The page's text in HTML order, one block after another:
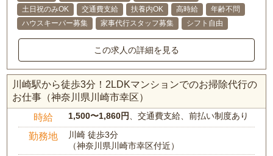
土日祝のみOK
交通費支給 扶養内OK 高時給
年齢不問
ハウスキーパー募集
家事代行スタッフ募集 シフト自由
この求人の詳細を見る
川崎駅から徒歩3分！2LDKマンションでのお掃除代行の
お仕事（神奈川県川崎市幸区）
時給 1,500〜1,860円 、交通費支給、前払い制度あり
勤務地
川崎 徒歩3分
（神奈川県川崎市幸区付近）